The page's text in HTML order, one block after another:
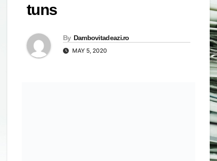
tuns
By Dambovitadeazi.ro
MAY 5, 2020